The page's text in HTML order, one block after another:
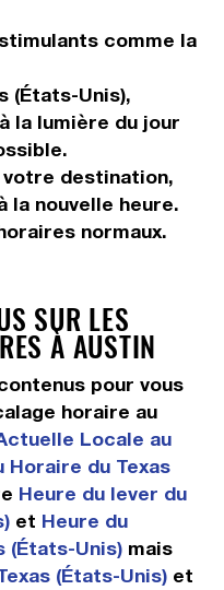
comme la
(États-Unis),
la lumière du jour
votre destination,
la nouvelle heure.
normaux.
SUR LES
À AUSTIN
pour vous
horaire au
Locale au
Horaire du Texas
Heure du lever du
et Heure du
(États-Unis)mais
(États-Unis)et